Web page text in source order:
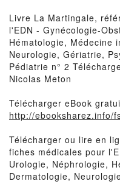
Livre La Martingale,
l'EDN - Gynécologie-
Hématologie, Médecine
Neurologie, Gériatrie,
Pédiatrie n° 2
Nicolas Meton
Télécharger eBook
http://ebooksharez.info/
Télécharger ou lire en
fiches médicales pour
Urologie, Néphrologie,
Dermatologie,